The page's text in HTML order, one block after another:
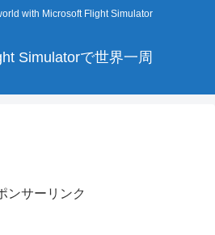
with Microsoft Flight Simulator
Simulatorで世界一周
ンサーリンク